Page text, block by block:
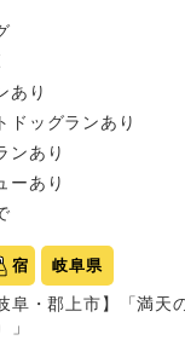
あり
ドッグランあり
ンあり
ーあり
宿 岐阜県
阜・郡上市】「満天
」